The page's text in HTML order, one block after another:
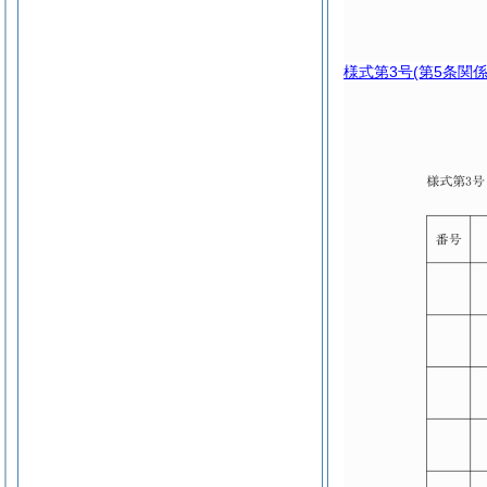
様式第3号(第5条関